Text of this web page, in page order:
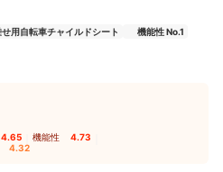
用自転車チャイルドシート 機能性 No.1
4.65 機能性 4.73
4.32